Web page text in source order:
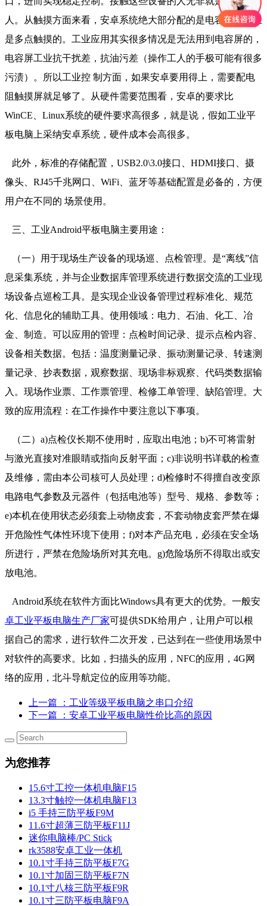
人。从触摸方面来看，安卓系统绝大部分配的是电容屏，而且
是多点触摸的。工业应用其实很多情况是无法用到电容屏的，
电容屏工业抗干扰差，抗油污差（操作工人的手极可能有很多
污渍）。所以工业控 制方面，如果安卓要用得上，需要配电
阻触摸屏就足够了。从硬件需要范围看，安卓的要求比
WinCE、Linux系统的硬件要求高很多，就是说，假如工业平
板电脑上采纳安卓系统，硬件成本会高很多。
此外，标准的存储配置，USB2.0\3.0接口、HDMI接口、摄
像头、RJ45千兆网口、WiFi、蓝牙等基础配置是必备的，方便
用户在不同的 场景使用。
三、工业Android平板电脑主要用途：
（一）用于现场生产设备的现场巡、点检管理。是“离线”信
息采集系统，并与企业数据库管理系统进行数据交流的工业现
场设备点巡检工具。是实现企业设备管理过程标准化、规范
化、信息化的辅助工具。使用领域：电力、石油、化工、冶
金、制造。可以应用的管理：点检时间记录、提示点检内容、
设备相关数据。包括：温度测量记录、振动测量记录、转速测
量记录、抄表数据，观察数据、现场非标观察、代码类数据输
入。现场作业票、工作票管理、检修工单管理、缺陷管理。大
致的应用流程：在工作操作中要注意以下事项。
（二）a)点检仪长期不使用时，应取出电池；b)不可将雷射
与激光直接对准眼睛或指向反射平面；c)非说明书详载的检查
及维修，需由本公司核可人员处理；d)检修时不得擅自改变原
电路电气参数及元器件（包括电池等）型号、规格、参数等；
e)本机在使用状态必须套上动物皮套，不套动物皮套严禁在爆
开危险性气体性环境下使用；f)对本产品充电，必须在安全场
所进行，严禁在危险场所对其充电。g)危险场所不得取出或安
放电池。
Android系统在软件方面比Windows具有更大的优势。一般安
卓工业平板电脑生产厂家可提供SDK给用户，让用户可以根
据自己的需求，进行软件二次开发，已达到在一些使用场景中
对软件的高要求。比如，扫描头的应用，NFC的应用，4G网
络的应用，北斗导航定位的应用等功能。
上一篇
：工业等级平板电脑之串口介绍
下一篇
：​安卓工业平板电脑性价比高的原因
为您推荐
15.6寸工控一体机电脑F15
13.3寸触控一体机电脑F13
i5 手持三防平板F9M
11.6寸超薄三防平板F11J
迷你电脑棒/PC Stick
rk3588安卓工业一体机
10.1寸手持三防平板F7G
10.1寸加固三防平板F7N
10.1寸八核三防平板F9R
10.1寸三防平板电脑F9A